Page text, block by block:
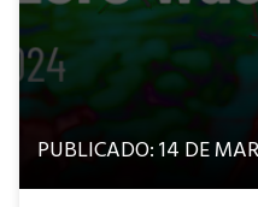
PUBLICADO: 14 DE